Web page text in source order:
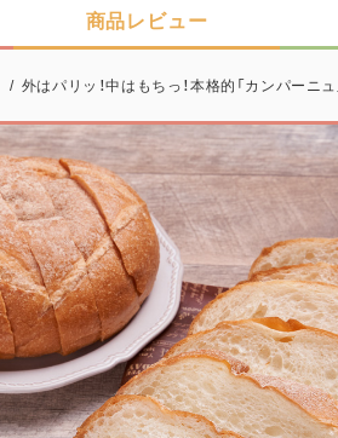
商品レビュー
/ 外はパリッ！中はもちっ！本格的「カンパーニ